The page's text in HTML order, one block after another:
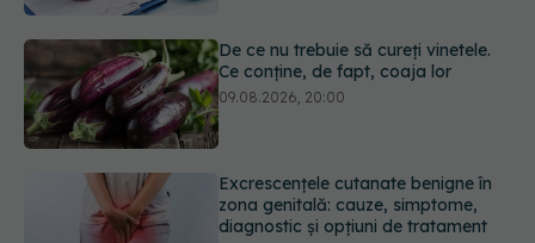
De ce nu trebuie să cureți vinetele.
Ce conține, de fapt, coaja lor
09.08.2026, 20:00
Excrescențele cutanate benigne în
zona genitală: cauze, simptome,
diagnostic și opțiuni de tratament